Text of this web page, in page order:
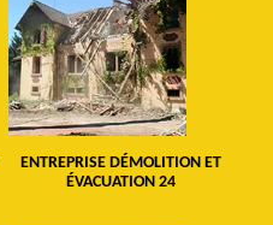
ENTREPRISE DÉMOLITION ET
ÉVACUATION 24